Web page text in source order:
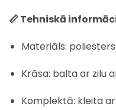
📏 Tehniskā
Materiāls: poliesters
Krāsa: balta ar zilu
Komplektā: kleita